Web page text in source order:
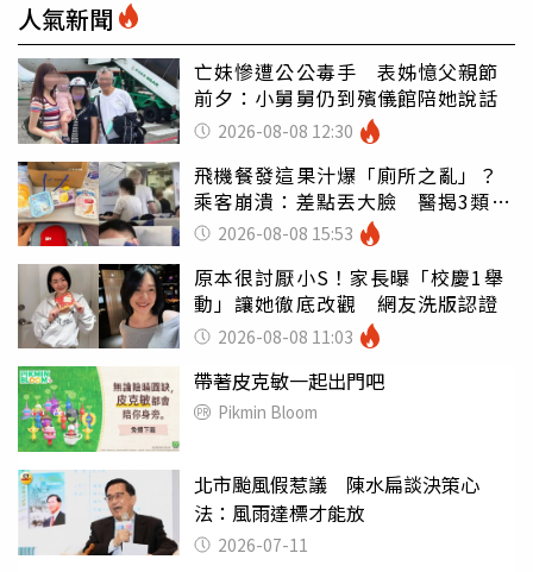
人氣新聞
亡妹慘遭公公毒手 表姊憶父親節
前夕：小舅舅仍到殯儀館陪她說話
2026-08-08 12:30
飛機餐發這果汁爆「廁所之亂」？
乘客崩潰：差點丟大臉 醫揭3類人
別亂喝
2026-08-08 15:53
原本很討厭小S！家長曝「校慶1舉
動」讓她徹底改觀 網友洗版認證
2026-08-08 11:03
帶著皮克敏一起出門吧
Pikmin Bloom
北市颱風假惹議 陳水扁談決策心
法：風雨達標才能放
2026-07-11